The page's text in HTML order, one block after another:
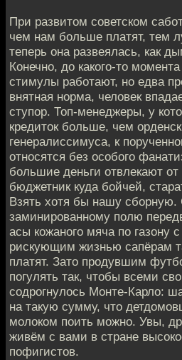
При развитом советском
чем нам больше платят, тем
теперь она развеялась, как
Конечно, до какого-то
стимулы работают, но едва
внятная норма, человек
ступор. Топ-менеджеры, у
кредиток больше, чем
генералиссимуса, к
относятся без особого
большие деньги отвлекают
бюджетник куда бойчей,
Взять хотя бы нашу сборную.
заминированному полю
асы кожаного мяча по газону
рискующим жизнью сапёрам
платят. Зато продувшим
погулять так, чтобы всеми
содрогнулось Монте-Карло:
на такую сумму, что
молоком поить можно. Увы,
живём с вами в стране
пофигистов.